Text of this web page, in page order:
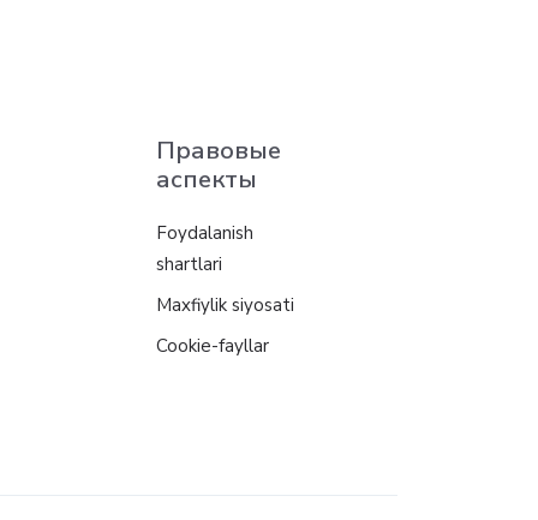
Правовые
аспекты
Foydalanish
shartlari
Maxfiylik siyosati
Cookie-fayllar